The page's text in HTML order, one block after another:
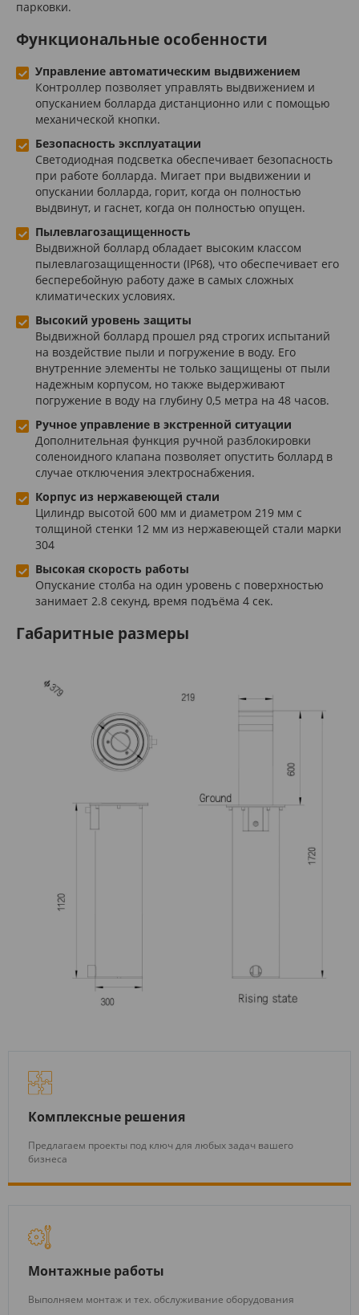
парковки.
Функциональные особенности
Управление автоматическим выдвижением
Контроллер позволяет управлять выдвижением и
опусканием болларда дистанционно или с помощью
механической кнопки.
Безопасность эксплуатации
Светодиодная подсветка обеспечивает безопасность
при работе болларда. Мигает при выдвижении и
опускании болларда, горит, когда он полностью
выдвинут, и гаснет, когда он полностью опущен.
Пылевлагозащищенность
Выдвижной боллард обладает высоким классом
пылевлагозащищенности (IP68), что обеспечивает его
бесперебойную работу даже в самых сложных
климатических условиях.
Высокий уровень защиты
Выдвижной боллард прошел ряд строгих испытаний
на воздействие пыли и погружение в воду. Его
внутренние элементы не только защищены от пыли
надежным корпусом, но также выдерживают
погружение в воду на глубину 0,5 метра на 48 часов.
Ручное управление в экстренной ситуации
Дополнительная функция ручной разблокировки
соленоидного клапана позволяет опустить боллард в
случае отключения электроснабжения.
Корпус из нержавеющей стали
Цилиндр высотой 600 мм и диаметром 219 мм с
толщиной стенки 12 мм из нержавеющей стали марки
304
Высокая скорость работы
Опускание столба на один уровень с поверхностью
занимает 2.8 секунд, время подъёма 4 сек.
Габаритные размеры
Комплексные решения
Предлагаем проекты под ключ для любых задач вашего
бизнеса
Монтажные работы
Выполняем монтаж и тех. обслуживание оборудования